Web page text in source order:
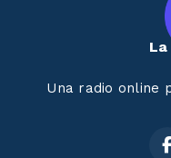
La
Una radio online